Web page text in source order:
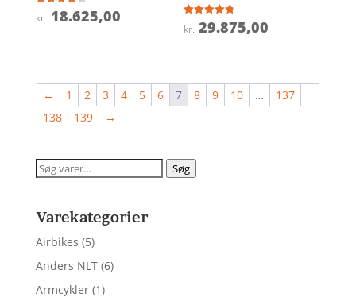
Vurderet
3.9
kr. 18.625,00
Vurderet
4.8
kr. 29.875,00
← 1 2 3 4 5 6 7 8 9 10 …
137
138
139 →
Søg
Søg
Varekategorier
Airbikes (5)
Anders NLT (6)
Armcykler (1)